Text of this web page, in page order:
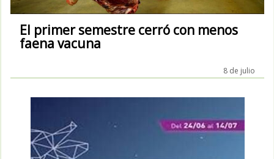
El primer semestre cerró con menos
faena vacuna
8 de julio